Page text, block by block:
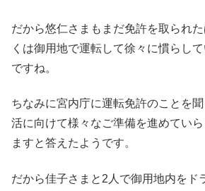
だから悠仁さまもまだ免許を取られ
くは御用地で運転して徐々に慣らし
ですね。
ちなみに宮内庁に運転免許のことを
活に向けて様々なご準備を進めてい
ますと答えたようです。
だから佳子さまと2人で御用地内をド